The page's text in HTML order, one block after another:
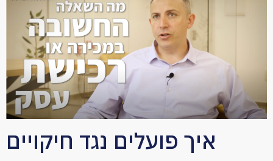
איך פועלים נגד חיקויים